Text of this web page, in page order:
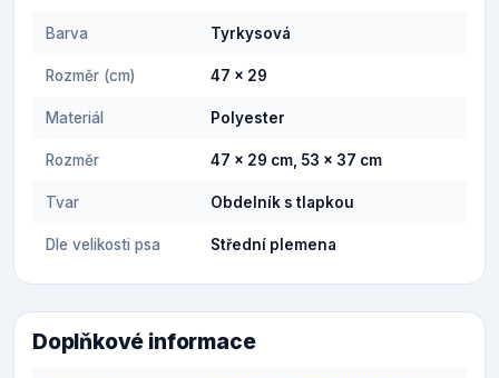
Barva Tyrkysová
Rozměr (cm) 47 x 29
Materiál Polyester
Rozměr 47 x 29 cm, 53 x 37 cm
Tvar Obdelník s tlapkou
Dle velikosti psa Střední plemena
Doplňkové informace